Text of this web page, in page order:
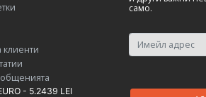
клиенти
- 5.2439 LEI
само.